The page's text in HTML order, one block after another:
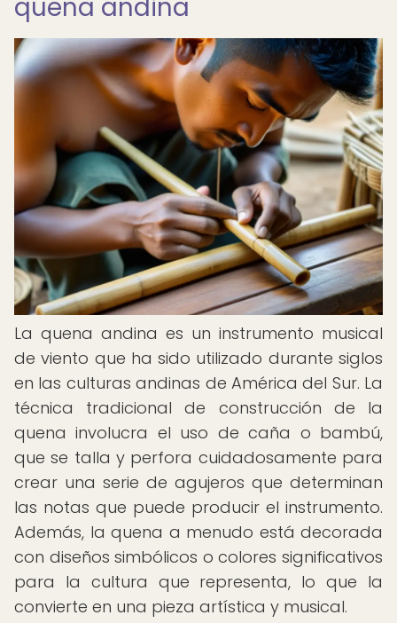
quena andina
La quena andina es un instrumento musical
de viento que ha sido utilizado durante siglos
en las culturas andinas de América del Sur. La
técnica tradicional de construcción de la
quena involucra el uso de caña o bambú,
que se talla y perfora cuidadosamente para
crear una serie de agujeros que determinan
las notas que puede producir el instrumento.
Además, la quena a menudo está decorada
con diseños simbólicos o colores significativos
para la cultura que representa, lo que la
convierte en una pieza artística y musical.